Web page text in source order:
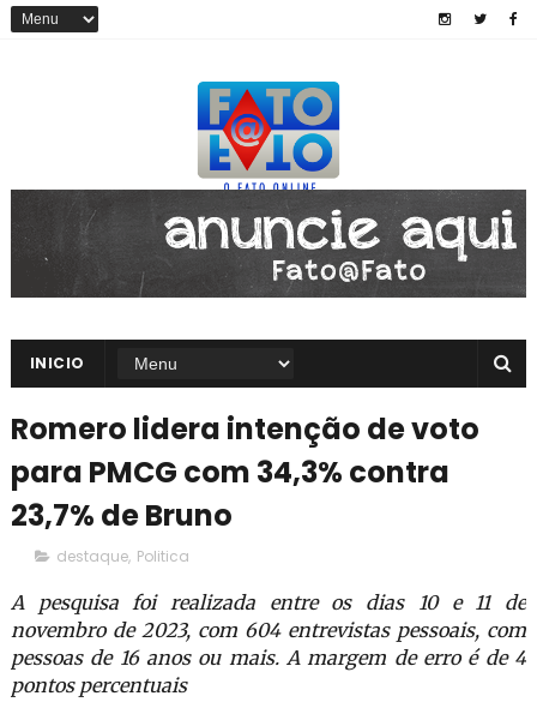
INICIO
Romero lidera intenção de voto
para PMCG com 34,3% contra
23,7% de Bruno
destaque, Politica
A pesquisa foi realizada entre os dias 10 e 11 de
novembro de 2023, com 604 entrevistas pessoais, com
pessoas de 16 anos ou mais. A margem de erro é de 4
pontos percentuais